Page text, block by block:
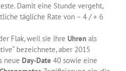
Damit eine Stunde vergeht,
tägliche Rate von – 4 / + 6
Flak, weil sie ihre Uhren als
bezeichnete, aber 2015
neue Day-Date 40 sowie eine